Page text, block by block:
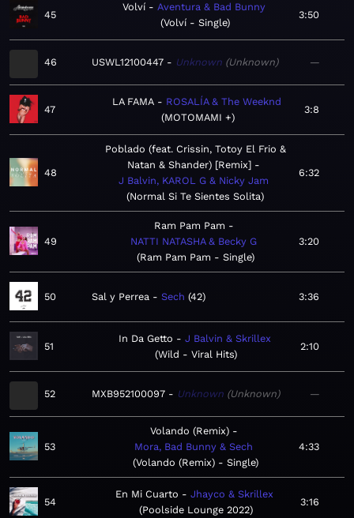
45
Volví
Aventura & Bad Bunny
Volví - Single
3:50
46 USWL12100447 Unknown Unknown —
47
LA FAMA
ROSALÍA & The Weeknd
MOTOMAMI +
3:8
48
Poblado (feat. Crissin, Totoy El Frio &
Natan & Shander) [Remix]
J Balvin, KAROL G & Nicky Jam
Normal Si Te Sientes Solita
6:32
49
Ram Pam Pam
NATTI NATASHA & Becky G
Ram Pam Pam - Single
3:20
50 Sal y Perrea Sech 42 3:36
51
In Da Getto
J Balvin & Skrillex
Wild - Viral Hits
2:10
52 MXB952100097 Unknown Unknown —
53
Volando (Remix)
Mora, Bad Bunny & Sech
Volando (Remix) - Single
4:33
54
En Mi Cuarto
Jhayco & Skrillex
Poolside Lounge 2022
3:16